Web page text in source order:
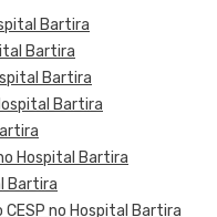
Bartira
Bartira
Bartira
Bartira
Hospital Bartira
Bartira
no Hospital Bartira